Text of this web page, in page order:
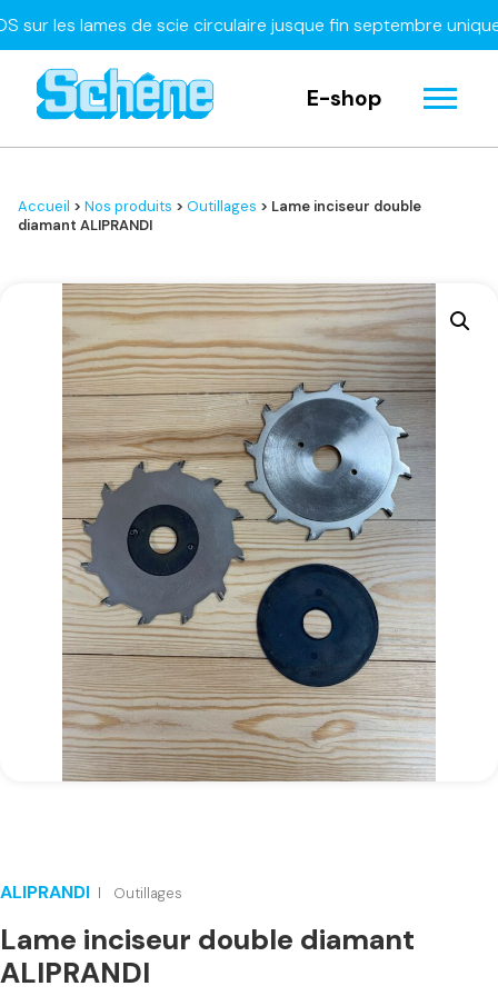
les lames de scie circulaire jusque fin septembre
E-shop
Accueil > Nos produits > Outillages > Lame inciseur double
diamant ALIPRANDI
ALIPRANDI Outillages
Lame inciseur double diamant
ALIPRANDI